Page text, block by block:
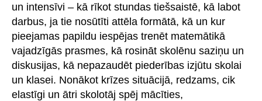
un intensīvi – kā rīkot stundas tiešsaistē, kā labot
darbus, ja tie nosūtīti attēla formātā, kā un kur
pieejamas papildu iespējas trenēt matemātikā
vajadzīgās prasmes, kā rosināt skolēnu saziņu un
diskusijas, kā nepazaudēt piederības izjūtu skolai
un klasei. Nonākot krīzes situācijā, redzams, cik
elastīgi un ātri skolotāj spēj mācīties,